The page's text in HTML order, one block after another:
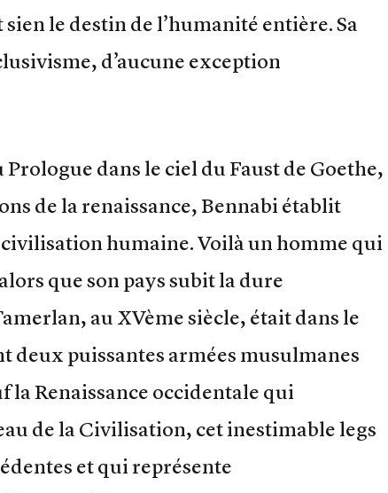
le destin de l’humanité entière. Sa
d’aucune exception
dans le ciel du Faust de Goethe,
de la renaissance, Bennabi établit
humaine. Voilà un homme qui
que son pays subit la dure
au XVème siècle, était dans le
deux puissantes armées musulmanes
Renaissance occidentale qui
de la Civilisation, cet inestimable legs
et qui représente